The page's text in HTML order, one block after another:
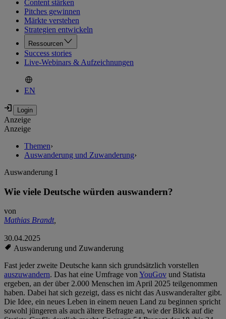
Content stärken
Pitches gewinnen
Märkte verstehen
Strategien entwickeln
Ressourcen
Success stories
Live-Webinars & Aufzeichnungen
EN
Anzeige
Anzeige
Themen›
Auswanderung und Zuwanderung›
Auswanderung I
Wie viele Deutsche würden auswandern?
von
Mathias Brandt,
30.04.2025
Auswanderung und Zuwanderung
Fast jeder zweite Deutsche kann sich grundsätzlich vorstellen
auszuwandern. Das hat eine Umfrage vonYouGov und Statista
ergeben, an der über 2.000 Menschen im April 2025 teilgenommen
haben. Dabei hat sich gezeigt, dass es nicht das Auswanderalter gibt.
Die Idee, ein neues Leben in einem neuen Land zu beginnen spricht
sowohl jüngeren als auch ältere Befragte an, wie der Blick auf die